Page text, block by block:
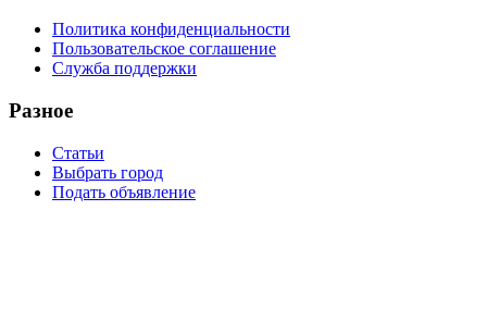
Политика конфиденциальности
Пользовательское соглашение
Служба поддержки
Разное
Статьи
Выбрать город
Подать объявление